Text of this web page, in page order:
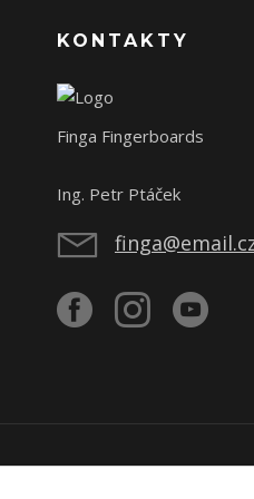
KONTAKTY
Finga Fingerboards
Ing. Petr Ptáček